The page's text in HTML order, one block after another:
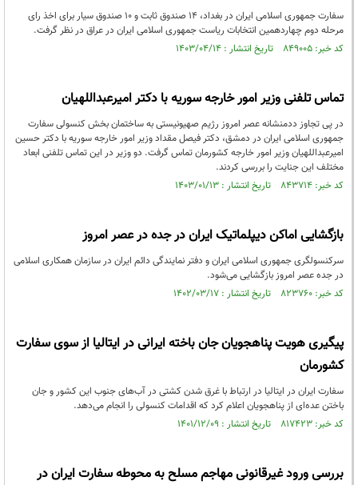
سفارت جمهوری اسلامی ایران در بغداد، 14 صندوق ثابت و 10 صندوق سیار برای اخذ رای
مرحله دوم چهاردهمین انتخابات ریاست جمهوری اسلامی ایران در عراق در نظر گرفت.
کد خبر: ۸۴۹۰۰۵ تاریخ انتشار : ۱۴۰۳/۰۴/۱۴
تماس تلفنی وزیر امور خارجه سوریه با دکتر امیرعبداللهیان
در پی تجاوز ددمنشانه عصر امروز رژیم صهیونیستی به ساختمان بخش کنسولی سفارت
جمهوری اسلامی ایران در دمشق، دکتر فیصل مقداد وزیر امور خارجه سوریه با دکتر حسین
امیرعبداللهیان وزیر امور خارجه کشورمان تماس گرفت. دو وزیر در این تماس تلفنی ابعاد
مختلف این جنایت را بررسی کردند.
کد خبر: ۸۴۳۷۱۴ تاریخ انتشار : ۱۴۰۳/۰۱/۱۳
بازگشایی اماکن دیپلماتیک ایران در جده در عصر امروز
سرکنسولگری جمهوری اسلامی ایران و دفتر نمایندگی دائم ایران در سازمان همکاری اسلامی
در جده عصر امروز بازگشایی می‌شود.
کد خبر: ۸۲۳۷۶۰ تاریخ انتشار : ۱۴۰۲/۰۳/۱۷
پیگیری هویت پناهجویان جان باخته ایرانی در ایتالیا از سوی سفارت
کشورمان
سفارت ایران در ایتالیا در ارتباط با غرق شدن کشتی در آب‌های جنوب این کشور و جان
باختن عده‌ای از پناهجویان اعلام کرد که اقدامات کنسولی را انجام می‌دهد.
کد خبر: ۸۱۷۴۲۳ تاریخ انتشار : ۱۴۰۱/۱۲/۰۹
بررسی ورود غیرقانونی مهاجم مسلح به محوطه سفارت ایران در